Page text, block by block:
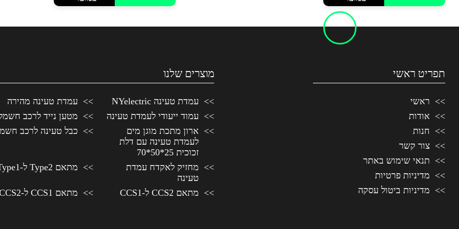
₪170.00.
₪110.00.
₪170.00.
₪110.00.
תפריט ראשי
ראשי
אודות
חנות
צור קשר
תנאי שימוש באתר
מדיניות פרטיות
מדיניות ביטול עסקה
מוצרים שלנו
עמדת טעינה NYelectric
עמדת טעינה מהירה
עמוד ייעודי לעמדת טעינה
מטען נייד לרכב
ארון מתכת מוגן מים
לעמדת טעינה עם דלת
זכוכית 25*50*70
כבל טעינה לרכב
מחזיק לאקדח עמדת
טעינה
מתאם Type2 ל-Type1
מתאם CCS2 ל-CCS1 מתאם CCS1 ל-CCS2